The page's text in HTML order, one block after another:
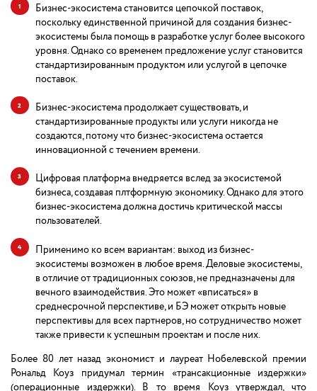
Бизнес-экосистема становится цепочкой поставок,
поскольку единственной причиной для создания бизнес-
экосистемы была помощь в разработке услуг более высокого
уровня. Однако со временем предложение услуг становится
стандартизированным продуктом или услугой в цепочке
поставок.
Бизнес-экосистема продолжает существовать, и
стандартизированные продукты или услуги никогда не
создаются, потому что бизнес-экосистема остается
инновационной с течением времени.
Цифровая платформа внедряется вслед за экосистемой
бизнеса, создавая плтформную экономику. Однако для этого
бизнес-экосистема должна достичь критической массы
пользователей.
Применимо ко всем вариантам: выход из бизнес-
экосистемы возможен в любое время. Деловые экосистемы,
в отличие от традиционных союзов, не предназначены для
вечного взаимодействия. Это может «вписаться» в
среднесрочной перспективе, и БЭ может открыть новые
перспективы для всех партнеров, но сотрудничество может
также привести к успешным проектам и после них.
Более 80 лет назад экономист и лауреат Нобелевской премии
Рональд Коуз придумал термин «трансакционные издержки»
(операционные издержки). В то время Коуз утверждал, что